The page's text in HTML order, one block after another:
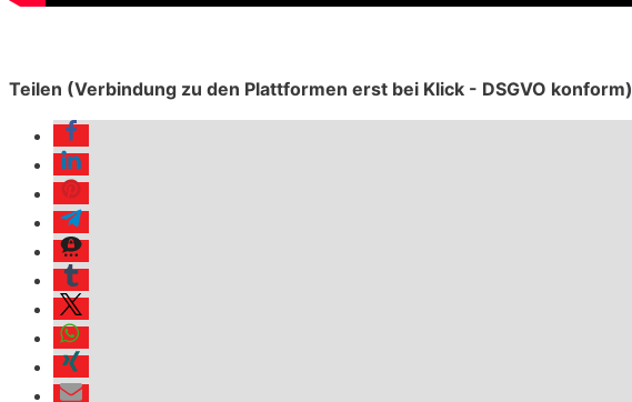
Teilen (Verbindung zu den Plattformen erst bei Klick - DSGVO konform)